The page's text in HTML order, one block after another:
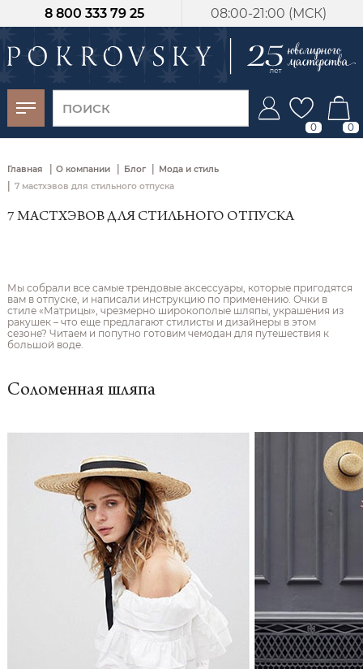
08:00-21:00 (МСК)
8 800 333 79 25
0 0
Главная | О компании | Блог | Мода и стиль
| 7 мастхэвов для стильного отпуска
7 МАСТХЭВОВ ДЛЯ СТИЛЬНОГО ОТПУСКА
Мы собрали все самые трендовые аксессуары, которые пригодятся
вам в отпуске, и написали инструкцию по применению. Очки в
стиле «Матрицы», чрезмерно широкополые шляпы, украшения из
ракушек – что еще предлагают стилисты и дизайнеры в этом
сезоне? Читаем и попутно готовим чемодан для путешествия к
большой воде.
Соломенная шляпа
-30%
от 15 дней с
момента оплаты